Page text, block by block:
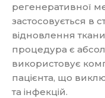
регенеративної
застосовується в
відновлення
процедура є
використовує
пацієнта, що
та інфекцій.